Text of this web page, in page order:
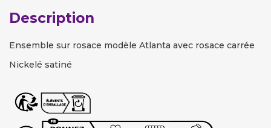
Description
Ensemble sur rosace modèle Atlanta avec rosace carrée
Nickelé satiné